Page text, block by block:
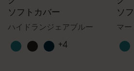
ソフトカバー
ハイドランジェアブルー
+4
ソ
マ